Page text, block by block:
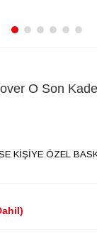
O Son
KİŞİYE ÖZEL